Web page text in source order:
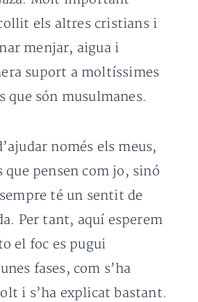
els altres cristians i
menjar, aigua i
suport a moltíssimes
que són musulmanes.
només els meus,
que pensen com jo, sinó
té un sentit de
Per tant, aquí esperem
el foc es pugui
fases, com s’ha
i s’ha explicat bastant.